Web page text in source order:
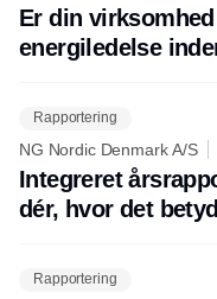
Er din
energiledelse
Rapportering
NG Nordic Denmark A/S
Integreret
dér, hvor det
Rapportering